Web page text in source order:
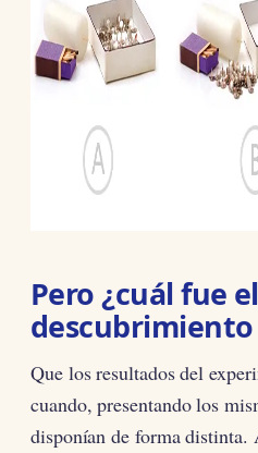
Pero ¿cuál fue el
Que los resultados del
cuando, presentando los
disponían de forma distinta.